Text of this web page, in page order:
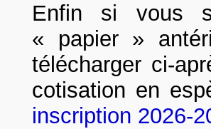
Enfin si vous
« papier »
télécharger ci-
cotisation en
inscription 2026-